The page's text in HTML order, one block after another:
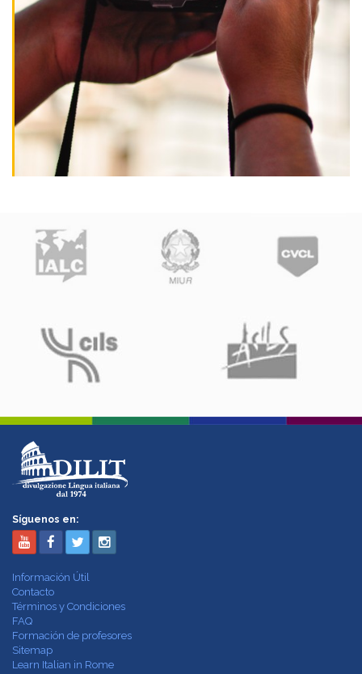
Síguenos en:
Información Útil
Contacto
Términos y Condiciones
FAQ
Formación de profesores
Sitemap
Learn Italian in Rome